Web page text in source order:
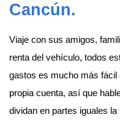
Cancún.
Viaje con sus amigos,
renta del vehículo, todos
gastos es mucho más fácil
propia cuenta, así que
dividan en partes iguales